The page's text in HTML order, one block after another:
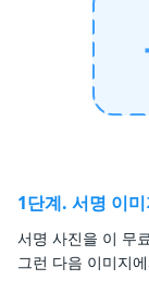
1단계. 서명 이
서명 사진을 이 무
그런 다음 이미지